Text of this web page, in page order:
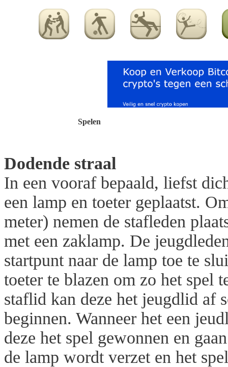
Spelen
Dodende straal
In een vooraf bepaald, liefst
een lamp en toeter geplaatst.
meter) nemen de stafleden
met een zaklamp. De
startpunt naar de lamp toe te
toeter te blazen om zo het spel
staflid kan deze het jeugdlid af
beginnen. Wanneer het een
deze het spel gewonnen en
de lamp wordt verzet en het